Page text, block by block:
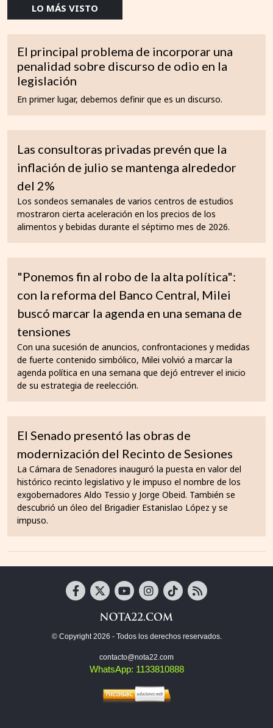
LO MÁS VISTO
El principal problema de incorporar una
penalidad sobre discurso de odio en la
legislación
En primer lugar, debemos definir que es un discurso.
Las consultoras privadas prevén que la
inflación de julio se mantenga alrededor
del 2%
Los sondeos semanales de varios centros de estudios
mostraron cierta aceleración en los precios de los
alimentos y bebidas durante el séptimo mes de 2026.
"Ponemos fin al robo de la alta política":
con la reforma del Banco Central, Milei
buscó marcar la agenda en una semana de
tensiones
Con una sucesión de anuncios, confrontaciones y medidas
de fuerte contenido simbólico, Milei volvió a marcar la
agenda política en una semana que dejó entrever el inicio
de su estrategia de reelección.
El Senado presentó las obras de
modernización del Recinto de Sesiones
La Cámara de Senadores inauguró la puesta en valor del
histórico recinto legislativo y le impuso el nombre de los
exgobernadores Aldo Tessio y Jorge Obeid. También se
descubrió un óleo del Brigadier Estanislao López y se
impuso.
© Copyright 2026 - Todos los derechos reservados.
contacto@nota22.com
WhatsApp: 1133810888